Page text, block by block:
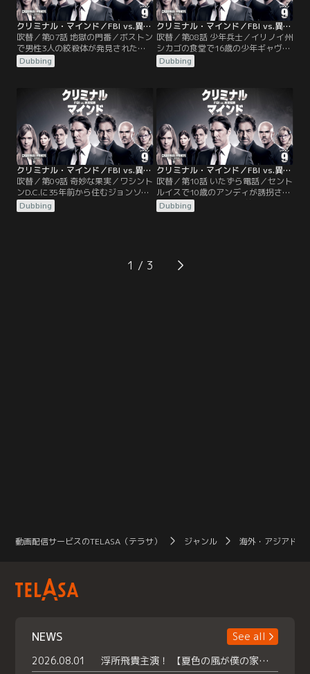
クリミナル・マインド／FBI vs.異常犯罪 シーズン9 第07話／吹替
吹替／第07話 地獄の門番／ボストン
で男性3人の絞殺体が発見された。
犯人は絞殺具を用い、夜に襲撃、財
布を奪っていたが被害額は大金でな
者はいないが、3人目の被害者スコ
ットは友人との電話中に襲われ、1
時間後、遺体で発見された。現地に
入ったBAUが捜査を進めるうち、犯
人は被害者を監視して…。
Dubbing
クリミナル・マインド／FBI vs.異常犯罪 シーズン9 第08話／吹替
吹替／第08話 少年兵士／イリノイ州
シカゴの食堂で16歳の少年ギャヴィ
ン・ロスラーが発砲し3人を射殺し
たが、たまたま居合わせた非番の警
ラに映っていた映像から、彼は約4
年前に起きた未解決失踪事件の当事
者だったことが判明。ギャヴィンを
食堂まで送っていった運転手はギャ
ヴィンの失踪後…。
Dubbing
クリミナル・マインド／FBI vs.異常犯罪 シーズン9 第09話／吹替
吹替／第09話 奇妙な果実／ワシント
ンD.C.に35年前から住むジョンソン
家の裏庭から2体の白骨死体が発見
された。夫チャールズは工務店を経
性で、性器が切断され、10年前に埋
められていた。DNA検査で1人の身
Dubbing
クリミナル・マインド／FBI vs.異常犯罪 シーズン9 第10話／吹替
吹替／第10話 いたずら電話／セント
ルイスで10歳のアンディが誘拐され
た。被害者宅には2週間前から “やっ
つけてやる”という男の子の声でい
前のメンフィスで起こった未解決事
件に似ていることに気付く。現地に
Dubbing
1
動画配信サービスのTELASA（テラサ） ジャンル 海外・アジアドラ
NEWS
See all
2026.08.01
浮所飛貴主演！ 【夏色の風が僕の家にやってきた】 本日よりテラサで独占配信スタート！